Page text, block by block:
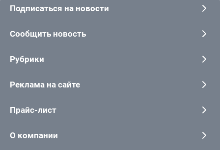
Подписаться на новости
Сообщить новость
Рубрики
Реклама на сайте
Прайс-лист
О компании